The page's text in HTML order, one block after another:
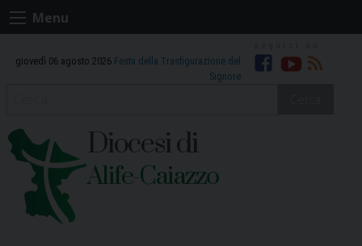
Skip
to
Menu
giovedì 06 agosto 2026 Festa della Trasfigurazione del
Signore
Facebook
Youtube
RSS
Diocesi di
Alife-Caiazzo